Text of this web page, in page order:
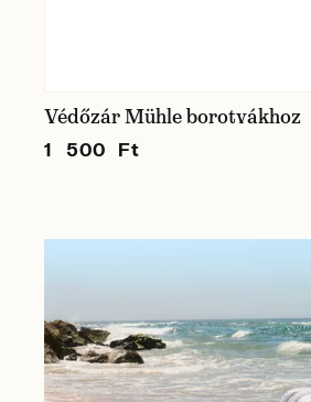
Védőzár Mühle borotvákhoz
1 500 Ft